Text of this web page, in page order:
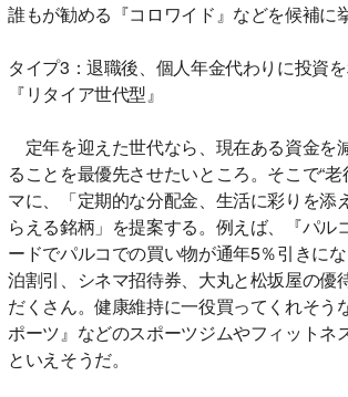
誰もが勧める『コロワイド』などを候補に
タイプ3：退職後、個人年金代わりに投資
『リタイア世代型』
定年を迎えた世代なら、現在ある資金を
ることを最優先させたいところ。そこで“
マに、「定期的な分配金、生活に彩りを添
らえる銘柄」を提案する。例えば、『パル
ードでパルコでの買い物が通年5％引きに
泊割引、シネマ招待券、大丸と松坂屋の優
だくさん。健康維持に一役買ってくれそう
ポーツ』などのスポーツジムやフィットネ
といえそうだ。